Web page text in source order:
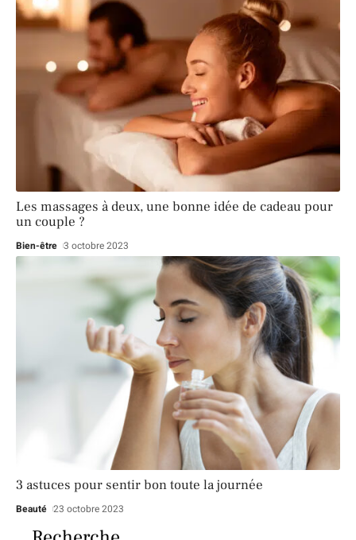
Les massages à deux, une bonne idée de cadeau pour
un couple ?
Bien-être 3 octobre 2023
3 astuces pour sentir bon toute la journée
Beauté 23 octobre 2023